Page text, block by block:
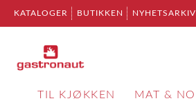
KATALOGER BUTIKKEN NYHETSARKIV
TIL KJØKKEN MAT &